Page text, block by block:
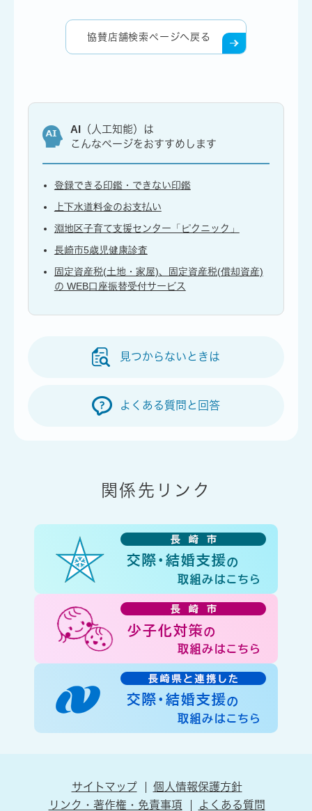
協賛店舗検索ページへ戻る
AI（人工知能）は
こんなページをおすすめします
登録できる印鑑・できない印鑑
上下水道料金のお支払い
淵地区子育て支援センター「ピクニック」
長崎市5歳児健康診査
固定資産税(土地・家屋)、固定資産税(償却資産)
の WEB口座振替受付サービス
見つからないときは
よくある質問と回答
関係先リンク
サイトマップ
個人情報保護方針
リンク・著作権・免責事項
よくある質問